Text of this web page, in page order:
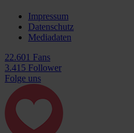
Impressum
Datenschutz
Mediadaten
22.601 Fans
3.415 Follower
Folge uns